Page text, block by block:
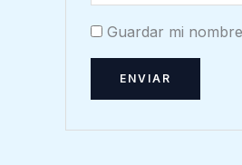
Guardar mi